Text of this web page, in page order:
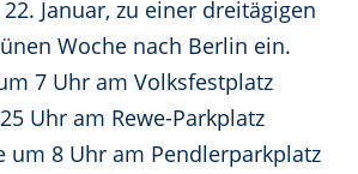
Januar, zu einer dreitägigen
Woche nach Berlin ein.
7 Uhr am Volksfestplatz
Uhr am Rewe-Parkplatz
um 8 Uhr am Pendlerparkplatz